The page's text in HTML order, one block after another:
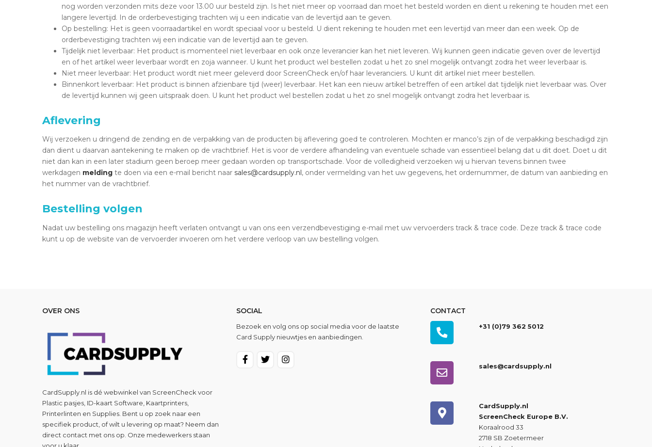
nog worden verzonden mits deze voor 13.00 uur besteld zijn. Is het niet meer op voorraad dan moet het besteld worden en dient u rekening te houden met een
langere levertijd. In de orderbevestiging trachten wij u een indicatie van de levertijd aan te geven.
Op bestelling: Het is geen voorraadartikel en wordt speciaal voor u besteld. U dient rekening te houden met een levertijd van meer dan een week. Op de
orderbevestiging trachten wij een indicatie van de levertijd aan te geven.
Tijdelijk niet leverbaar: Het product is momenteel niet leverbaar en ook onze leverancier kan het niet leveren. Wij kunnen geen indicatie geven over de levertijd
en of het artikel weer leverbaar wordt en zoja wanneer. U kunt het product wel bestellen zodat u het zo snel mogelijk ontvangt zodra het weer leverbaar is.
Niet meer leverbaar: Het product wordt niet meer geleverd door ScreenCheck en/of haar leveranciers. U kunt dit artikel niet meer bestellen.
Binnenkort leverbaar: Het product is binnen afzienbare tijd (weer) leverbaar. Het kan een nieuw artikel betreffen of een artikel dat tijdelijk niet leverbaar was. Over
de levertijd kunnen wij geen uitspraak doen. U kunt het product wel bestellen zodat u het zo snel mogelijk ontvangt zodra het leverbaar is.
Aflevering
Wij verzoeken u dringend de zending en de verpakking van de producten bij aflevering goed te controleren. Mochten er manco’s zijn of de verpakking beschadigd zijn
dan dient u daarvan aantekening te maken op de vrachtbrief. Het is voor de verdere afhandeling van eventuele schade van essentieel belang dat u dit doet. Doet u dit
niet dan kan in een later stadium geen beroep meer gedaan worden op transportschade. Voor de volledigheid verzoeken wij u hiervan tevens binnen twee
werkdagen melding te doen via een e-mail bericht naar sales@cardsupply.nl, onder vermelding van het uw gegevens, het ordernummer, de datum van aanbieding en
het nummer van de vrachtbrief.
Bestelling volgen
Nadat uw bestelling ons magazijn heeft verlaten ontvangt u van ons een verzendbevestiging e-mail met uw vervoerders track & trace code. Deze track & trace code
kunt u op de website van de vervoerder invoeren om het verdere verloop van uw bestelling volgen.
OVER ONS
CardSupply.nl is dé webwinkel van ScreenCheck voor
Plastic pasjes, ID-kaart Software, Kaartprinters,
Printerlinten en Supplies. Bent u op zoek naar een
specifiek product, of wilt u levering op maat? Neem dan
direct contact met ons op. Onze medewerkers staan
SOCIAL
Bezoek en volg ons op social media voor de laatste
Card Supply nieuwtjes en aanbiedingen.
CONTACT
+31 (0)79 362 5012
sales@cardsupply.nl
CardSupply.nl
ScreenCheck Europe B.V.
Koraalrood 33
2718 SB Zoetermeer